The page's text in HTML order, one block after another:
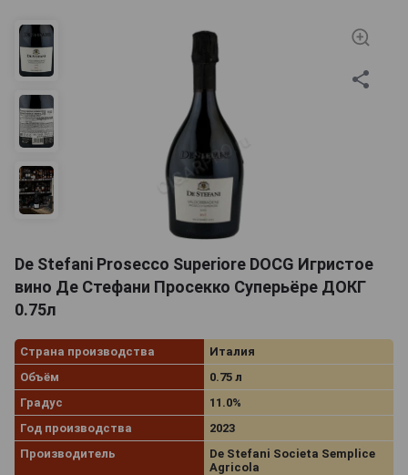
De Stefani Prosecco Superiore DOCG Игристое
вино Де Стефани Просекко Суперьёре ДОКГ
0.75л
Страна производства
Италия
Объём
0.75 л
Градус
11.0%
Год производства
2023
Производитель
De Stefani Societa Semplice
Agricola